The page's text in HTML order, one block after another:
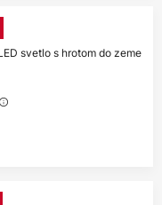
svetlo s hrotom do zeme